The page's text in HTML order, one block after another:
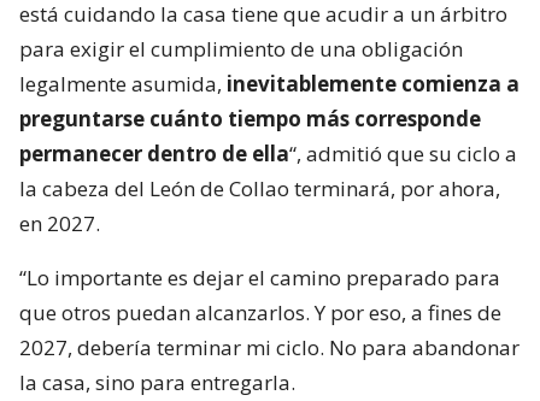
está cuidando la casa tiene que acudir a un árbitro
para exigir el cumplimiento de una obligación
legalmente asumida, inevitablemente comienza a
preguntarse cuánto tiempo más corresponde
permanecer dentro de ella“, admitió que su ciclo a
la cabeza del León de Collao terminará, por ahora,
en 2027.
“Lo importante es dejar el camino preparado para
que otros puedan alcanzarlos. Y por eso, a fines de
2027, debería terminar mi ciclo. No para abandonar
la casa, sino para entregarla.